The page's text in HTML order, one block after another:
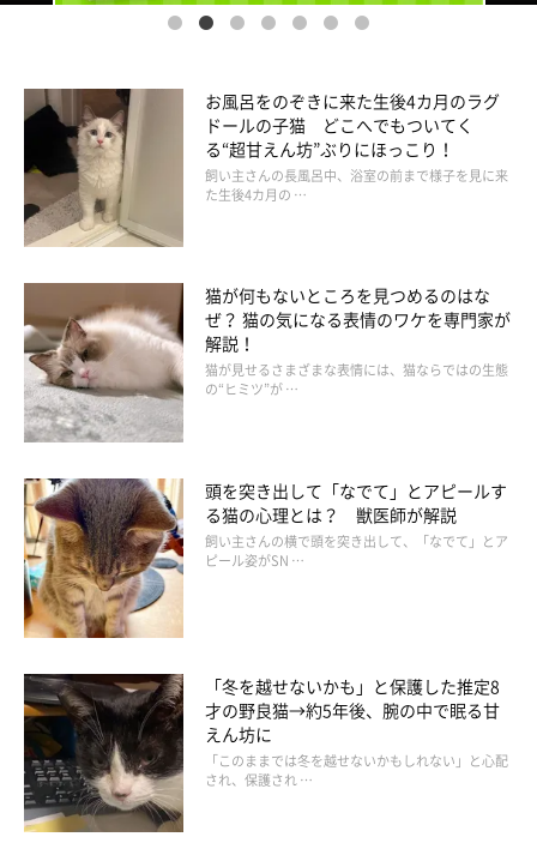
お風呂をのぞきに来た生後4カ月のラグ
ドールの子猫 どこへでもついてく
る“超甘えん坊”ぶりにほっこり！
飼い主さんの長風呂中、浴室の前まで様子を見に来
た生後4カ月の …
猫が何もないところを見つめるのはな
ぜ？ 猫の気になる表情のワケを専門家が
解説！
猫が見せるさまざまな表情には、猫ならではの生態
の“ヒミツ”が …
頭を突き出して「なでて」とアピールす
る猫の心理とは？ 獣医師が解説
飼い主さんの横で頭を突き出して、「なでて」とア
ピール姿がSN …
「冬を越せないかも」と保護した推定8
才の野良猫→約5年後、腕の中で眠る甘
えん坊に
「このままでは冬を越せないかもしれない」と心配
され、保護され …